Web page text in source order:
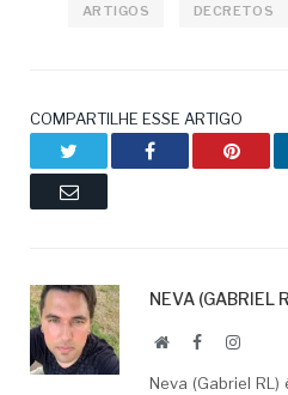
ARTIGOS DECRETOS
COMPARTILHE ESSE ARTIGO
Facebook
Email
NEVA (GABRIEL
WebsiteFacebook
Neva (Gabriel